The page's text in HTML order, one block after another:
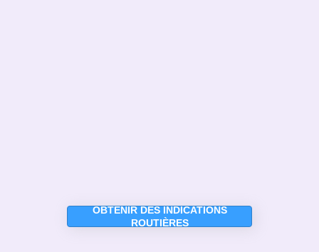
OBTENIR DES INDICATIONS
ROUTIÈRES